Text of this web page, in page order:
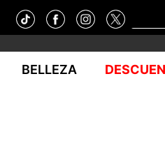
BELLEZA